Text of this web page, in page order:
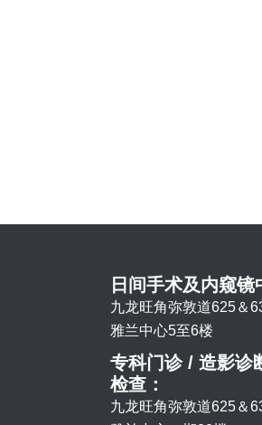
日间手术及内窥镜
九龙旺角弥敦道625＆
雅兰中心5至6楼
专科门诊 / 造影诊
检查：
九龙旺角弥敦道625＆